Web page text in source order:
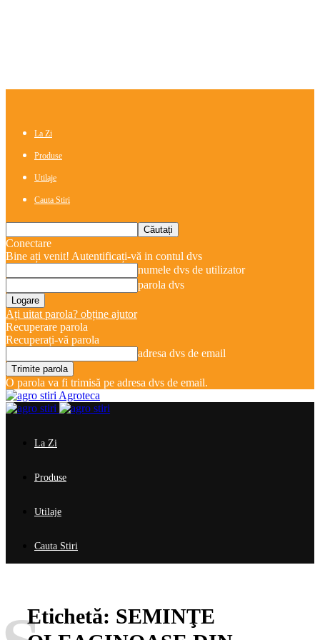
La Zi
Produse
Utilaje
Cauta Stiri
Conectare
Bine ați venit! Autentificați-vă in contul dvs
numele dvs de utilizator
parola dvs
Ați uitat parola? obține ajutor
Recuperare parola
Recuperați-vă parola
adresa dvs de email
O parola va fi trimisă pe adresa dvs de email.
Agroteca
La Zi
Produse
Utilaje
Cauta Stiri
Etichetă: SEMINŢE